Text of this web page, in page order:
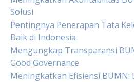
Solusi
Pentingnya Penerapan Tata
Baik di Indonesia
Mengungkap Transparansi
Good Governance
Meningkatkan Efisiensi BUMN: